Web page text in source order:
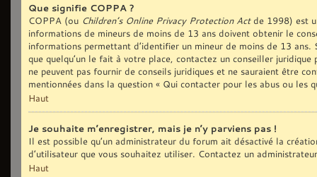
Que signifie COPPA ?
COPPA (ou Children’s Online Privacy Protection Actde 1998) est
informations de mineurs de moins de 13 ans doivent obtenir le
informations permettant d’identifier un mineur de moins de 13 ans.
que quelqu’un le fait à votre place, contactez un conseiller
ne peuvent pas fournir de conseils juridiques et ne sauraient être
mentionnées dans la question « Qui contacter pour les abus ou les
Haut
Je souhaite m’enregistrer, mais je n’y parviens pas !
Il est possible qu’un administrateur du forum ait désactivé la
d’utilisateur que vous souhaitez utiliser. Contactez un
Haut